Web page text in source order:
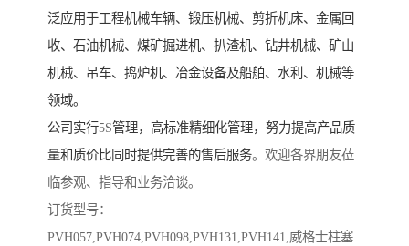
泛应用于工程机械车辆、锻压机械、剪折机床、金属回
收、石油机械、煤矿掘进机、扒渣机、钻井机械、矿山
机械、吊车、捣炉机、冶金设备及船舶、水利、机械等
领域。
公司实行5S管理，高标准精细化管理，努力提高产品质
量和质价比同时提供完善的售后服务。欢迎各界朋友莅
临参观、指导和业务洽谈。
订货型号：
PVH057,PVH074,PVH098,PVH131,PVH141,威格士柱塞